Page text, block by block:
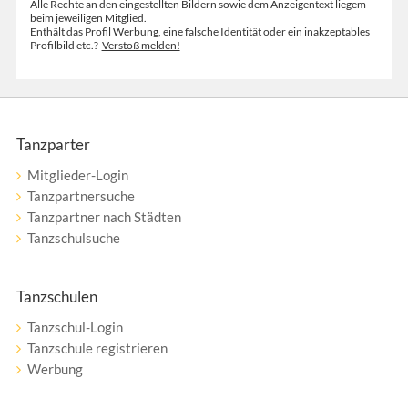
Alle Rechte an den eingestellten Bildern sowie dem Anzeigentext liegem
beim jeweiligen Mitglied.
Enthält das Profil Werbung, eine falsche Identität oder ein inakzeptables
Profilbild etc.? Verstoß melden!
Tanzparter
Mitglieder-Login
Tanzpartnersuche
Tanzpartner nach Städten
Tanzschulsuche
Tanzschulen
Tanzschul-Login
Tanzschule registrieren
Werbung